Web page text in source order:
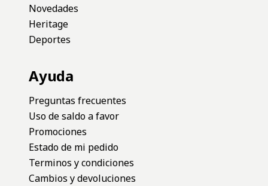
Novedades
Heritage
Deportes
Ayuda
Preguntas frecuentes
Uso de saldo a favor
Promociones
Estado de mi pedido
Terminos y condiciones
Cambios y devoluciones